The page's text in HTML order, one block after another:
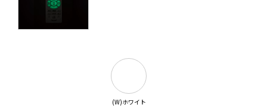
(W)ホワイト